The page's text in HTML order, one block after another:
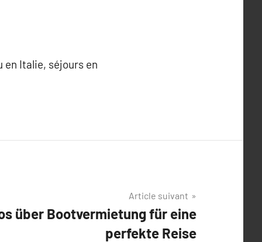
en Italie, séjours en
Article suivant
über Bootvermietung für eine
perfekte Reise